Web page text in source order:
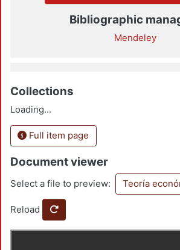
Bibliographic
Mendeley
Collections
Loading...
Full item page
Document viewer
Select a file to preview: Teoría
Reload